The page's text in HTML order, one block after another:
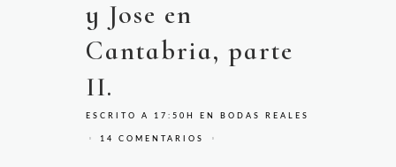
y Jose en
Cantabria, parte
II.
ESCRITO A 17:50H EN BODAS REALES
14 COMENTARIOS